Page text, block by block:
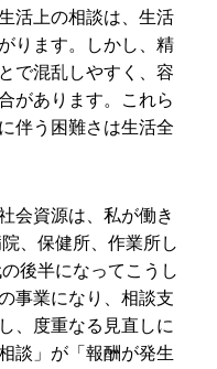
活上の相談は、生活
ります。しかし、精
で混乱しやすく、容
があります。これら
伴う困難さは生活全
会資源は、私が働き
、保健所、作業所し
後半になってこうし
事業になり、相談支
、度重なる見直しに
談」が「報酬が発生